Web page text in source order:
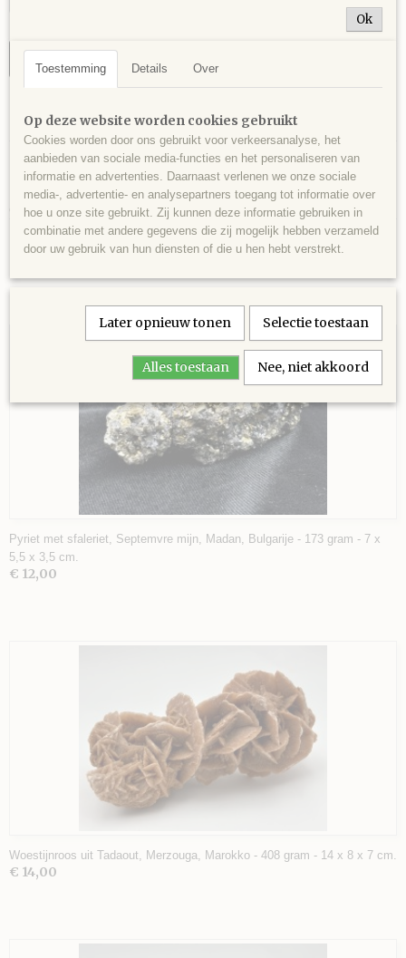
IN WINKELWAGEN
Specificaties
Productcode
BER0017
EAN code
474
Omschrijving
Mooi cluster bergkristal op matrix, Afghanistan - 587 gram - 17 x 10 x 8
cm.
Ook interessant
Pyriet met sfaleriet, Septemvre mijn, Madan, Bulgarije - 173 gram - 7 x
5,5 x 3,5 cm.
€ 12,00
Woestijnroos uit Tadaout, Merzouga, Marokko - 408 gram - 14 x 8 x 7 cm.
€ 14,00
Ok
Toestemming Details Over
Op deze website worden cookies gebruikt
Cookies worden door ons gebruikt voor verkeersanalyse, het
aanbieden van sociale media-functies en het personaliseren van
informatie en advertenties. Daarnaast verlenen we onze sociale
media-, advertentie- en analysepartners toegang tot informatie over
hoe u onze site gebruikt. Zij kunnen deze informatie gebruiken in
combinatie met andere gegevens die zij mogelijk hebben verzameld
door uw gebruik van hun diensten of die u hen hebt verstrekt.
Later opnieuw tonen Selectie toestaan
Alles toestaan Nee, niet akkoord